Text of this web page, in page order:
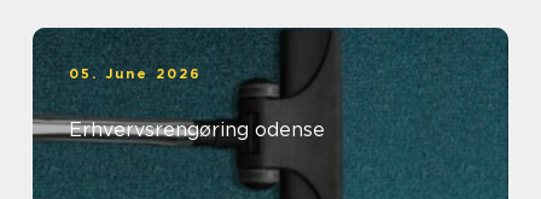
05. June 2026
Erhvervsrengøring odense